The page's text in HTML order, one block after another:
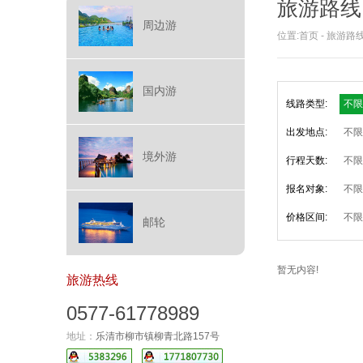
周边游
国内游
境外游
邮轮
旅游热线
0577-61778989
地址： 乐清市柳市镇柳青北路157号
旅游路线
位置:首页 - 旅游路
线路类型: 不限
出发地点: 不限
行程天数: 不限
报名对象: 不限
价格区间: 不限
暂无内容!